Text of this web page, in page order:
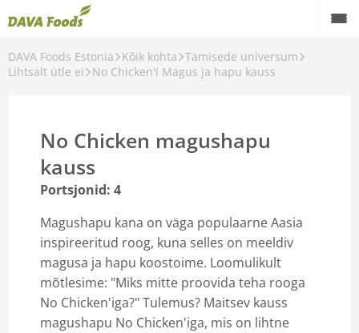
DAVA Foods Estonia Kõik kohta Tamisede universum
Lihtsalt ütle ei
No Chicken'i Magus ja hapu kauss
No Chicken magushapu
kauss
Portsjonid: 4
Magushapu kana on väga populaarne Aasia
inspireeritud roog, kuna selles on meeldiv
magusa ja hapu koostoime. Loomulikult
mõtlesime: "Miks mitte proovida teha rooga
No Chicken'iga?" Tulemus? Maitsev kauss
magushapu No Chicken'iga, mis on lihtne
Back
Õlid universum